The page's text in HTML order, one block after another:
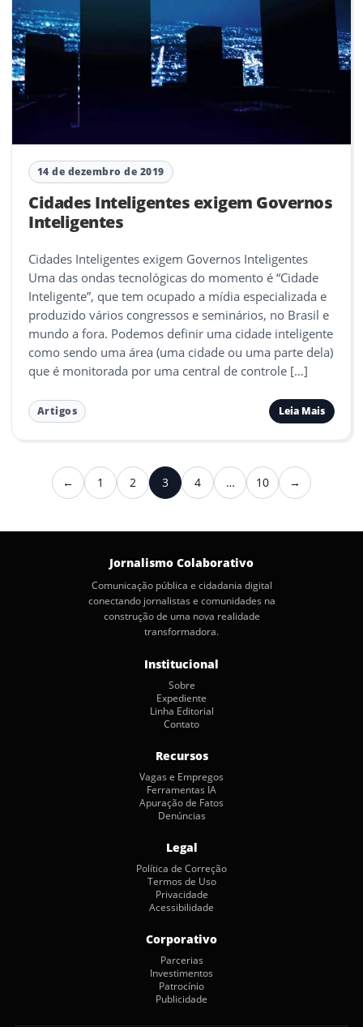
14 de dezembro de 2019
Cidades Inteligentes exigem Governos
Inteligentes
Cidades Inteligentes exigem Governos Inteligentes
Uma das ondas tecnológicas do momento é “Cidade
Inteligente”, que tem ocupado a mídia especializada e
produzido vários congressos e seminários, no Brasil e
mundo a fora. Podemos definir uma cidade inteligente
como sendo uma área (uma cidade ou uma parte dela)
que é monitorada por uma central de controle […]
Artigos Leia Mais
Paginação
←Anterior
1 2 3 4 … 10 →Próximo
Jornalismo Colaborativo
Comunicação pública e cidadania digital
conectando jornalistas e comunidades na
construção de uma nova realidade
transformadora.
Institucional
Sobre
Expediente
Linha Editorial
Contato
Recursos
Vagas e Empregos
Ferramentas IA
Apuração de Fatos
Denúncias
Legal
Política de Correção
Termos de Uso
Privacidade
Acessibilidade
Corporativo
Parcerias
Investimentos
Patrocínio
Publicidade